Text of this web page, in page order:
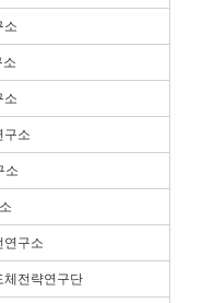
소
소
소
구소
소
연구소
체전략연구단